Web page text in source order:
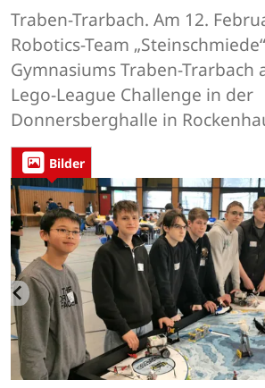
Traben-Trarbach. Am 12.
Robotics-Team
Gymnasiums Traben-Trarbach
Lego-League Challenge in der
Donnersberghalle in
Bilder